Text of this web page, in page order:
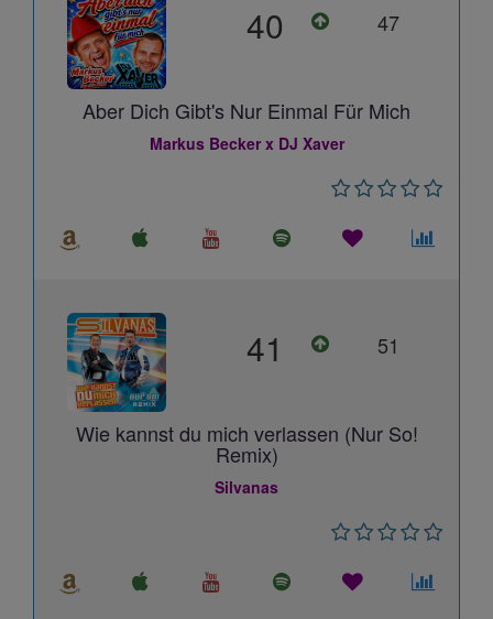
40 47
Aber Dich Gibt's Nur Einmal Für Mich
Markus Becker x DJ Xaver
41 51
Wie kannst du mich verlassen (Nur So!
Remix)
Silvanas